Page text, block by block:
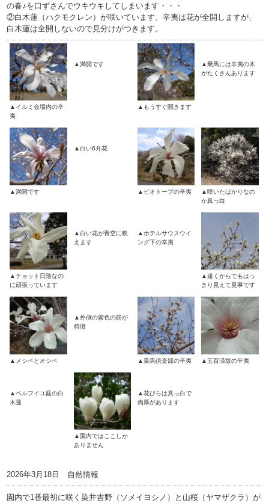
の春♪を口ずさんでウキウキしてしまいます・・・
②白木蓮（ハクモクレン）が咲いています。辛夷は花が全開しますが、
白木蓮は全開しないので見分けがつきます。
▲イルミ会場内の辛
夷
▲満開です
▲もうすぐ開きます
▲乗馬には辛夷の木
がたくさんあります
▲満開です
▲白い6弁花
▲ビオトープの辛夷
▲咲いたばかりなの
か真っ白
▲チョット日陰なの
に頑張っています
▲白い花が青空に映
えます
▲ホテルサウスウイ
ング下の辛夷
▲遠くからでもはっ
きり見えて見事です
▲メシベとオシベ
▲外側の紫色の筋が
特徴
▲乗馬倶楽部の辛夷 ▲五百済坂の辛夷
▲ベルフイユ庭の白
木蓮
▲園内ではここしか
ありません
▲花びらは真っ白で
肉厚があります
2026年3月18日 自然情報
園内で1番最初に咲く染井吉野（ソメイヨシノ）と山桜（ヤマザクラ）が